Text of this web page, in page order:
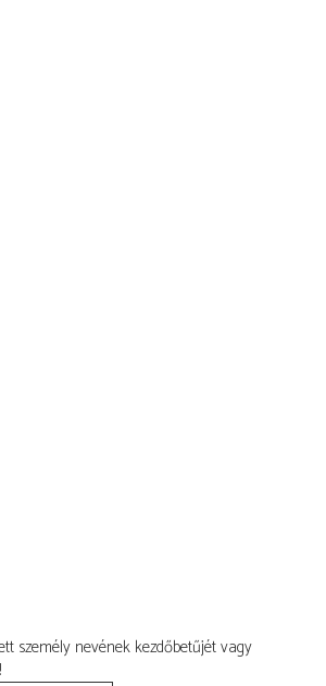
személy nevének kezdőbetűjét vagy